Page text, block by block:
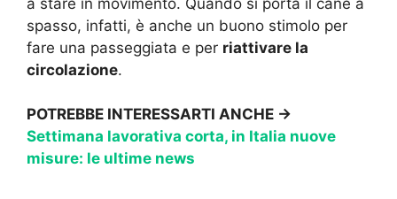
spasso, infatti, è anche un buono stimolo per
fare una passeggiata e per riattivare la
circolazione.
POTREBBE INTERESSARTI ANCHE →
Settimana lavorativa corta, in Italia nuove
misure: le ultime news